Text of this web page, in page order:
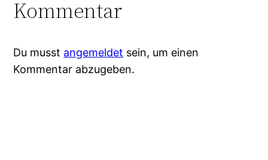
Kommentar
Du musst angemeldet sein, um einen
Kommentar abzugeben.